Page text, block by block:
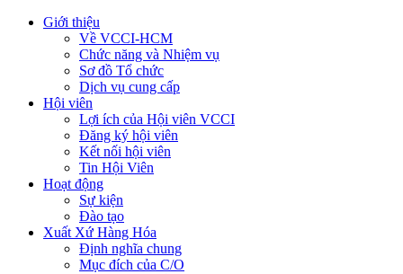
Giới thiệu
Về VCCI-HCM
Chức năng và Nhiệm vụ
Sơ đồ Tổ chức
Dịch vụ cung cấp
Hội viên
Lợi ích của Hội viên VCCI
Đăng ký hội viên
Kết nối hội viên
Tin Hội Viên
Hoạt động
Sự kiện
Đào tạo
Xuất Xứ Hàng Hóa
Định nghĩa chung
Mục đích của C/O